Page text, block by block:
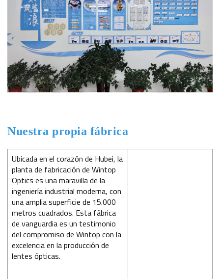
Nuestra propia fábrica
Ubicada en el corazón de Hubei, la
planta de fabricación de Wintop
Optics es una maravilla de la
ingeniería industrial moderna, con
una amplia superficie de 15.000
metros cuadrados. Esta fábrica
de vanguardia es un testimonio
del compromiso de Wintop con la
excelencia en la producción de
lentes ópticas.